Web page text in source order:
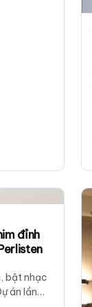
đỉnh
bật nhạc
án lần